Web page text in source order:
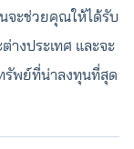
จะช่วยคุณให้ได้รับ
างประเทศ และจะ
รัพย์ที่น่าลงทุนที่สุด